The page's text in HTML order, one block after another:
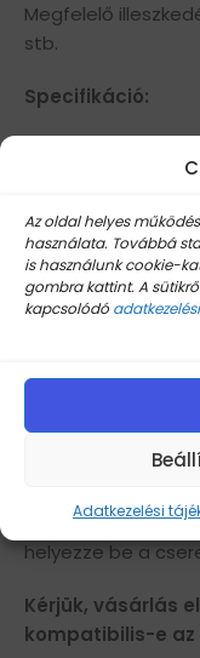
Az oldal helyes
használata. Továbbá
is használunk cookie-
gombra kattint. A
kapcsolódó
Adatkezelési
Megfelelő
stb.
Specifikáció:
X3 F25 2011-2016
X4 F26 2013-2016
5 széria F10 F18
1 széria 2012-2019
3 széria F30 2013-
3 széria GT 2013-
Telepítés:
helyezze be a
Kérjük, vásárlás
kompatibilis-e az